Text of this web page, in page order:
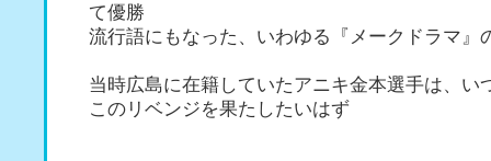
て優勝
流行語にもなった、いわゆる『メークドラマ』
当時広島に在籍していたアニキ金本選手は、い
このリベンジを果たしたいはず